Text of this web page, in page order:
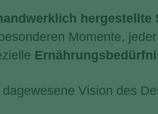
hergestellte
Momente,
Vision des